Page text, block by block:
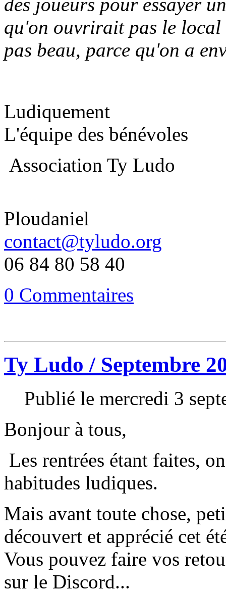
des joueurs pour essayer
qu'on ouvrirait pas le
pas beau, parce qu'on a
Ludiquement
L'équipe des bénévoles
Association Ty Ludo
Ploudaniel
contact@tyludo.org
06 84 80 58 40
0 Commentaires
Ty Ludo / Septembre
Publié le mercredi 3
Bonjour à tous,
Les rentrées étant faites,
habitudes ludiques.
Mais avant toute chose,
découvert et apprécié cet
Vous pouvez faire vos
sur le Discord...